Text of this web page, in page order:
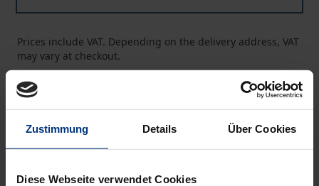
Zustimmung Details Über Cookies
Diese Webseite verwendet Cookies
Prices include VAT. Depending on the delivery address, VAT
may vary at checkout.
Delivery cost notice